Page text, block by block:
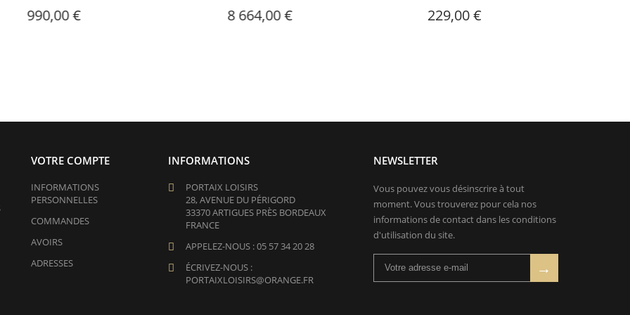
€ 8 664,00 € 229,00 €
VOTRE COMPTE
INFORMATIONS
PERSONNELLES
COMMANDES
AVOIRS
ADRESSES
INFORMATIONS
PORTAIX LOISIRS
28, AVENUE DU PÉRIGORD
33370 ARTIGUES PRÈS BORDEAUX
FRANCE
APPELEZ-NOUS :05 57 34 20 28
ÉCRIVEZ-NOUS :
PORTAIXLOISIRS@ORANGE.FR
NEWSLETTER
Vous pouvez vous désinscrire à tout
moment. Vous trouverez pour cela nos
informations de contact dans les conditions
d'utilisation du site.